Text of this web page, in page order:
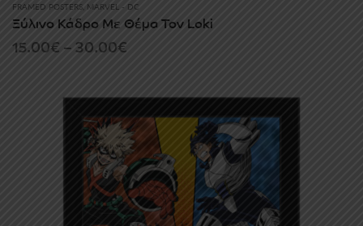
FRAMED POSTERS, MARVEL - DC
Ξύλινο Κάδρο Με Θέμα Τον Loki
15.00€–30.00€
15.00€
through
30.00€